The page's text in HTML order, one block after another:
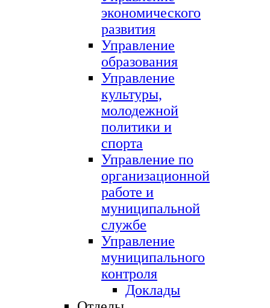
экономического
развития
Управление
образования
Управление
культуры,
молодежной
политики и
спорта
Управление по
организационной
работе и
муниципальной
службе
Управление
муниципального
контроля
Доклады